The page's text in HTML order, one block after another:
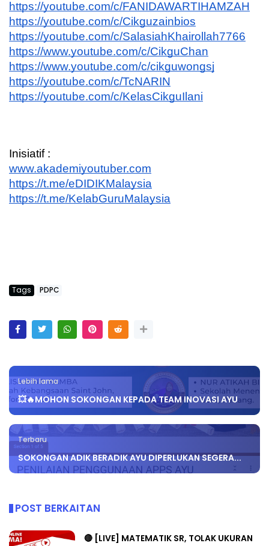
https://youtube.com/c/FANIDAWARTIHAMZAH
https://youtube.com/c/Cikguzainbios
https://youtube.com/c/SalasiahKhairollah7766
https://www.youtube.com/c/CikguChan
https://www.youtube.com/c/cikguwongsj
https://youtube.com/c/TcNARIN
https://youtube.com/c/KelasCikguIlani
Inisiatif :
www.akademiyoutuber.com
https://t.me/eDIDIKMalaysia
https://t.me/KelabGuruMalaysia
Tags PDPC
Lebih lama
💥🔥MOHON SOKONGAN KEPADA TEAM INOVASI AYU
Terbaru
SOKONGAN ADIK BERADIK AYU DIPERLUKAN SEGERA...
POST BERKAITAN
🔴 [LIVE] MATEMATIK SR, TOLAK UKURAN